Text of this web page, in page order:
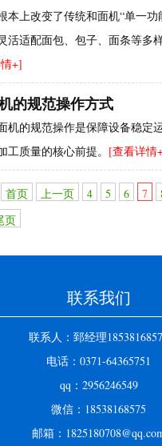
本上改变了传统和面机“单一功
活适配面包、包子、面条等多
+]
的规范操作方式
的规范操作是保障设备稳定
工质量的核心前提。 [查看详情
首页 上一页 4 5 6 7
页
联系我们
联系人：郅经理
电话：0371-64365751
qq：2956246549
微信：18538168575
邮箱：